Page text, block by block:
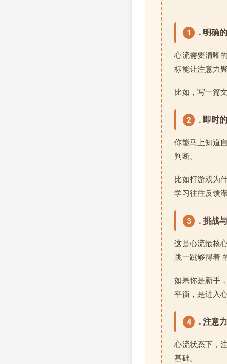
1 . 明确
心流需要清晰
标能让注意力聚
比如，写一篇
2 . 即时
你能马上知道
判断。
比如打游戏为
学习往往反馈
3 . 挑战
这是心流最核
跳一跳够得着
如果你是新手
平衡，是进入
4 . 注意
心流状态下，
基础。